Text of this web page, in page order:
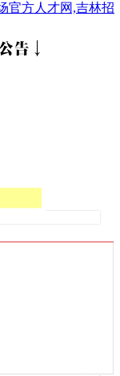
官方人才网,吉林招